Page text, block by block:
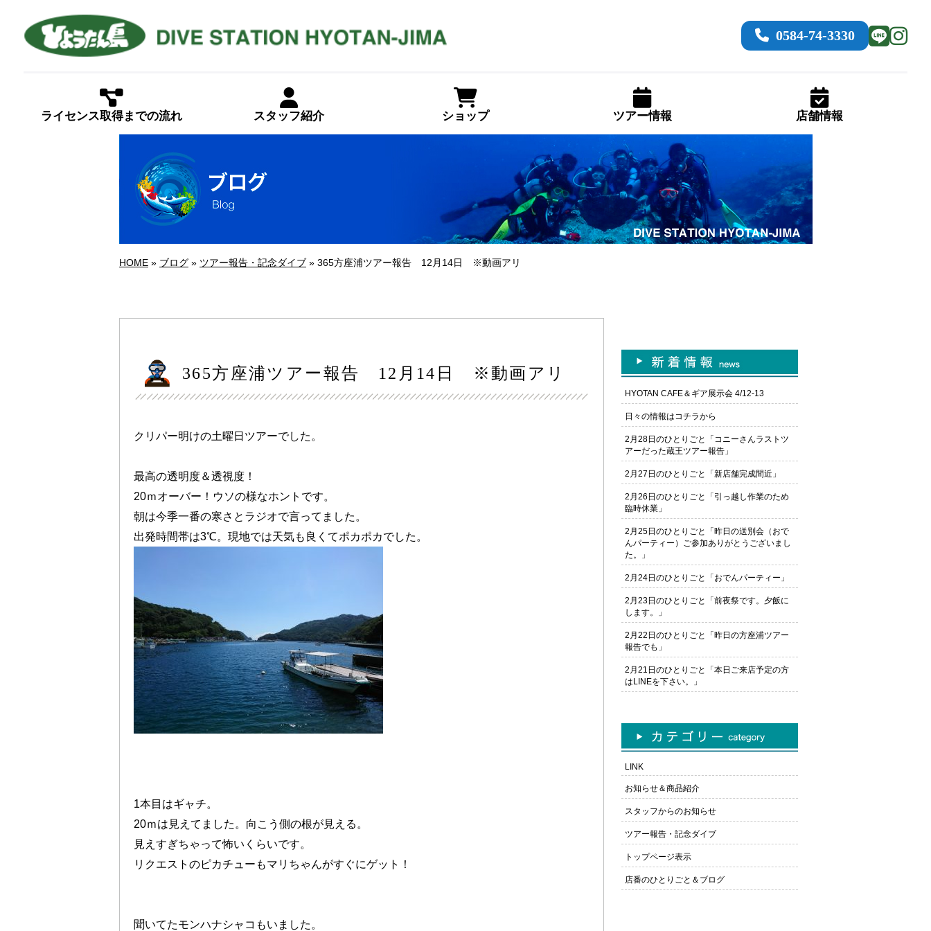
0584-74-3330
ライセンス取得までの流れ スタッフ紹介 ショップ ツアー情報 店舗情報
HOME » ブログ » ツアー報告・記念ダイブ » 365方座浦ツアー報告 12月14日 ※動画アリ
365方座浦ツアー報告 12月14日 ※動画アリ
クリパー明けの土曜日ツアーでした。
最高の透明度＆透視度！
20ｍオーバー！ウソの様なホントです。
朝は今季一番の寒さとラジオで言ってました。
出発時間帯は3℃。現地では天気も良くてポカポカでした。
1本目はギャチ。
20ｍは見えてました。向こう側の根が見える。
見えすぎちゃって怖いくらいです。
リクエストのピカチューもマリちゃんがすぐにゲット！
聞いてたモンハナシャコもいました。
HYOTAN CAFE＆ギア展示会 4/12-13
日々の情報はコチラから
2月28日のひとりごと「コニーさんラストツ
アーだった蔵王ツアー報告」
2月27日のひとりごと「新店舗完成間近」
2月26日のひとりごと「引っ越し作業のため
臨時休業」
2月25日のひとりごと「昨日の送別会（おで
んパーティー）ご参加ありがとうございまし
た。」
2月24日のひとりごと「おでんパーティー」
2月23日のひとりごと「前夜祭です。夕飯に
します。」
2月22日のひとりごと「昨日の方座浦ツアー
報告でも」
2月21日のひとりごと「本日ご来店予定の方
はLINEを下さい。」
LINK
お知らせ＆商品紹介
スタッフからのお知らせ
ツアー報告・記念ダイブ
トップページ表示
店番のひとりごと＆ブログ